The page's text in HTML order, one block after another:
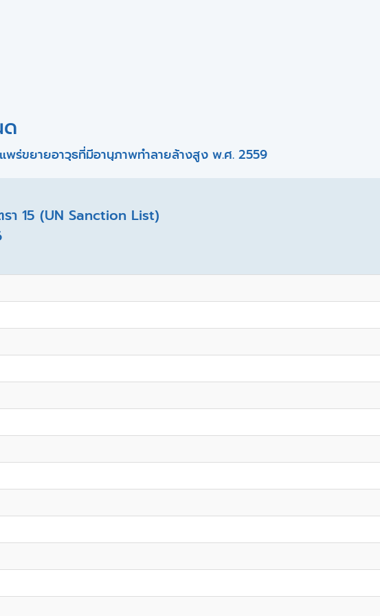
พร่ขยายอาวุธที่มีอานุภาพทำลายล้างสูง พ.ศ. 2559
า 15 (UN Sanction List)